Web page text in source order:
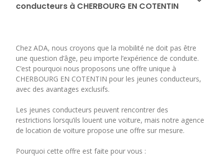
conducteurs à CHERBOURG EN COTENTIN
Chez ADA, nous croyons que la mobilité ne doit pas être
une question d’âge, peu importe l’expérience de conduite.
C’est pourquoi nous proposons une offre unique à
CHERBOURG EN COTENTIN pour les jeunes conducteurs,
avec des avantages exclusifs.
Les jeunes conducteurs peuvent rencontrer des
restrictions lorsqu’ils louent une voiture, mais notre agence
de location de voiture propose une offre sur mesure.
Pourquoi cette offre est faite pour vous :